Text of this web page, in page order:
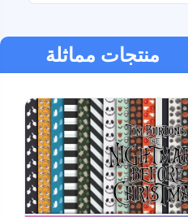
منتجات مماثلة